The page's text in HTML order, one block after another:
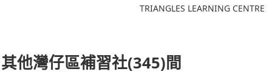
TRIANGLES LEARNING CENTRE
其他灣仔區補習社(345)間